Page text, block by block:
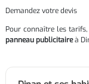
Demandez votre devis
Pour connaître les
panneau publicitaireà